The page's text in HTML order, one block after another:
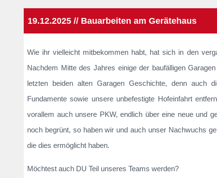
19.12.2025 // Bauarbeiten am Gerätehaus
Wie ihr vielleicht mitbekommen habt, hat sich in den
Nachdem Mitte des Jahres einige der baufälligen
letzten beiden alten Garagen Geschichte, denn auch
Fundamente sowie unsere unbefestigte Hofeinfahrt
vorallem auch unsere PKW, endlich über eine neue und
noch begrünt, so haben wir und auch unser Nachwuchs
die dies ermöglicht haben.
Möchtest auch DU Teil unseres Teams werden?